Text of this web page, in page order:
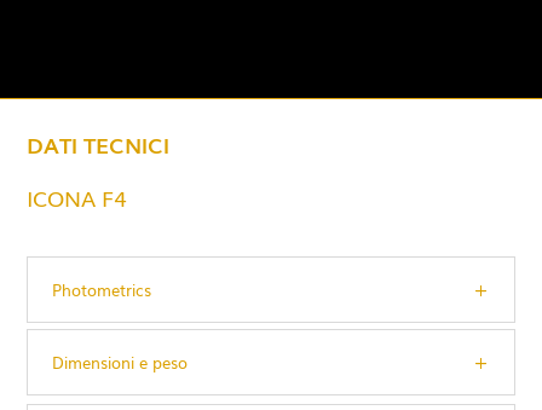
DATI TECNICI
ICONA F4
Photometrics
Dimensioni e peso